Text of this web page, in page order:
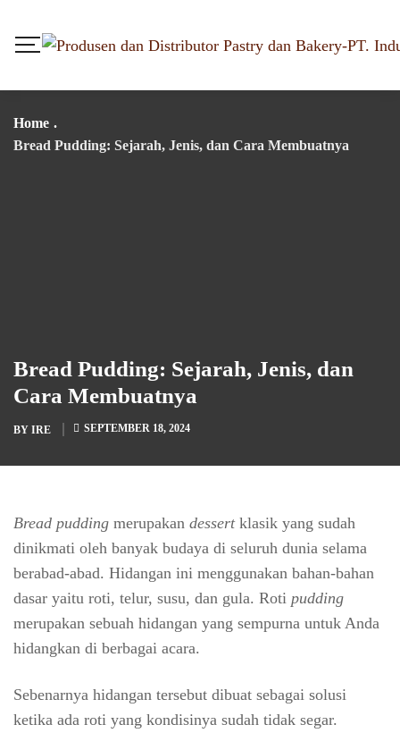
Home .
Bread Pudding: Sejarah, Jenis, dan Cara Membuatnya
Bread Pudding: Sejarah, Jenis, dan
Cara Membuatnya
BY IRE SEPTEMBER 18, 2024
Bread pudding merupakan dessertklasik yang sudah
dinikmati oleh banyak budaya di seluruh dunia selama
berabad-abad. Hidangan ini menggunakan bahan-bahan
dasar yaitu roti, telur, susu, dan gula. Roti pudding
merupakan sebuah hidangan yang sempurna untuk Anda
hidangkan di berbagai acara.
Sebenarnya hidangan tersebut dibuat sebagai solusi
ketika ada roti yang kondisinya sudah tidak segar.